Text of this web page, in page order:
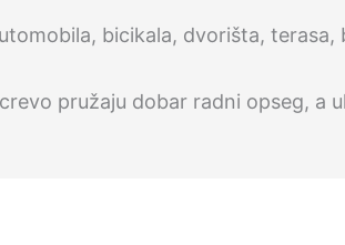
bicikala, dvorišta,
pružaju dobar radni opseg, a